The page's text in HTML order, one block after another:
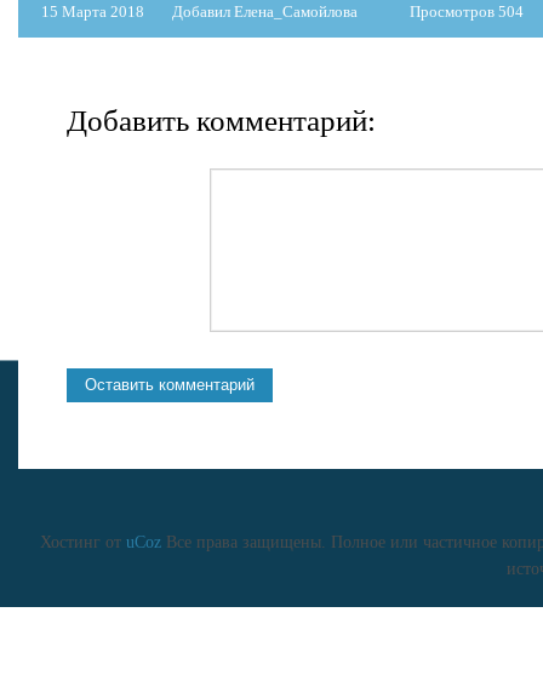
15 Марта 2018 Добавил Елена_Самойлова Просмотров 504
Добавить комментарий:
Хостинг от uCozВсе права защищены. Полное или частичное